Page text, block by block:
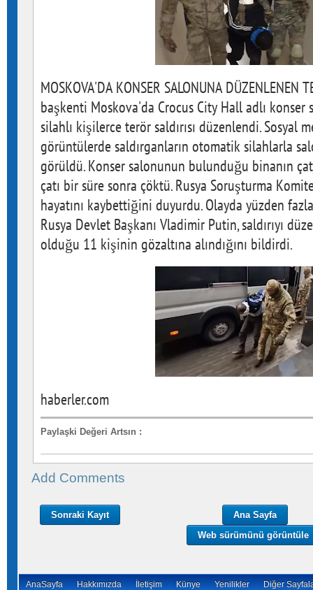
MOSKOVA'DA KONSER SALONUNA DÜZENLENEN
başkenti Moskova'da Crocus City Hall adlı konser
silahlı kişilerce terör saldırısı düzenlendi. Sosyal
görüntülerde saldırganların otomatik silahlarla
görüldü. Konser salonunun bulunduğu binanın
çatı bir süre sonra çöktü. Rusya Soruşturma
hayatını kaybettiğini duyurdu. Olayda yüzden
Rusya Devlet Başkanı Vladimir Putin, saldırıyı
olduğu 11 kişinin gözaltına alındığını bildirdi.
haberler.com
Paylaşki Değeri Artsın :
Add Comments
Sonraki Kayıt
Ana Sayfa
Web sürümünü görüntüle
AnaSayfa Hakkımızda İletişim Künye Yenilikler Diğer